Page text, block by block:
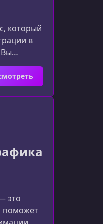
который
в
и
теории
это
поможет